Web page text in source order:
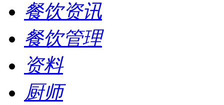
餐饮资讯
餐饮管理
资料
厨师